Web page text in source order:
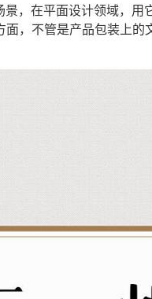
，在平面设计领域，
，不管是产品包装上